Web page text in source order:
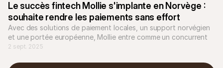
Le succès fintech Mollie s'implante en Norvège :
souhaite rendre les paiements sans effort
Avec des solutions de paiement locales, un support norvégien
et une portée européenne, Mollie entre comme un concurrent
des acteurs établis tels que Nets.
2 sept. 2025